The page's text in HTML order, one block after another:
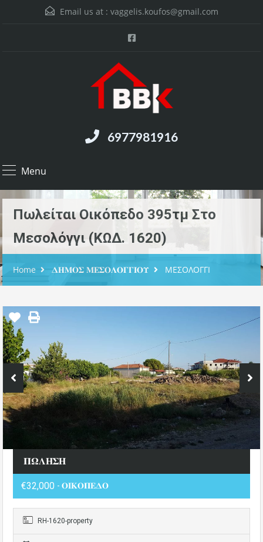
Email us at : vaggelis.koufos@gmail.com
6977981916
Menu
Πωλείται Οικόπεδο 395τμ Στο
Μεσολόγγι (ΚΩΔ. 1620)
Home 𝚫𝚮𝚳𝚶𝚺 𝚳𝚬𝚺𝚶𝚲𝚶𝚪𝚪𝚰𝚶𝚼 ΜΕΣΟΛΟΓΓΙ
𝚷𝛀𝚲𝚮𝚺𝚮
€32,000 - 𝚶𝚰𝚱𝚶𝚷𝚬𝚫𝚶
RH-1620-property